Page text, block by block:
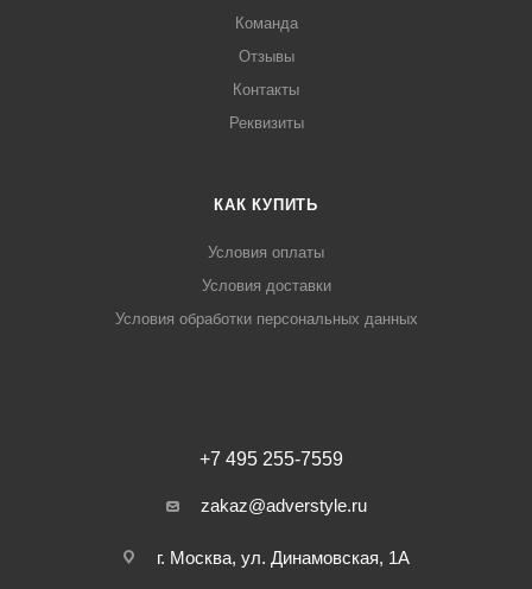
Команда
Отзывы
Контакты
Реквизиты
КАК КУПИТЬ
Условия оплаты
Условия доставки
Условия обработки персональных данных
+7 495 255-7559
zakaz@adverstyle.ru
г. Москва, ул. Динамовская, 1А